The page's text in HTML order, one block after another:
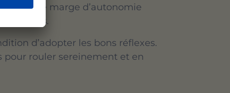
une marge d’autonomie
imprévus.
d’adopter les bons réflexes.
rouler sereinement et en